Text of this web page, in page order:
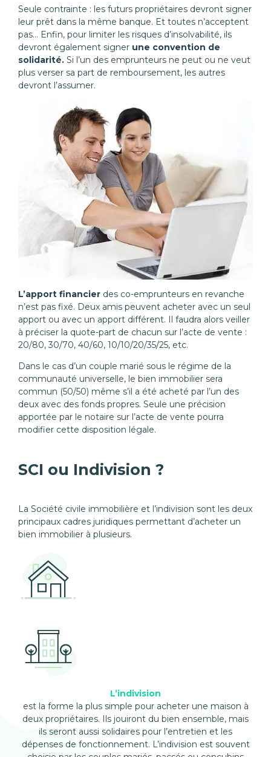
Seule contrainte : les futurs propriétaires devront signer
leur prêt dans la même banque. Et toutes n’acceptent
pas… Enfin, pour limiter les risques d’insolvabilité, ils
devront également signer une convention de
solidarité. Si l’un des emprunteurs ne peut ou ne veut
plus verser sa part de remboursement, les autres
devront l’assumer.
L’apport financier des co-emprunteurs en revanche
n’est pas fixé. Deux amis peuvent acheter avec un seul
apport ou avec un apport différent. Il faudra alors veiller
à préciser la quote-part de chacun sur l’acte de vente :
20/80, 30/70, 40/60, 10/10/20/35/25, etc.
Dans le cas d’un couple marié sous le régime de la
communauté universelle, le bien immobilier sera
commun (50/50) même s’il a été acheté par l’un des
deux avec des fonds propres. Seule une précision
apportée par le notaire sur l’acte de vente pourra
modifier cette disposition légale.
SCI ou Indivision ?
La Société civile immobilière et l’indivision sont les deux
principaux cadres juridiques permettant d’acheter un
bien immobilier à plusieurs.
L’indivision
est la forme la plus simple pour acheter une maison à
deux propriétaires. Ils jouiront du bien ensemble, mais
ils seront aussi solidaires pour l’entretien et les
dépenses de fonctionnement. L’indivision est souvent